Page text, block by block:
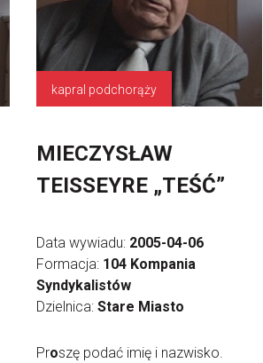
kapral podchorąży
MIECZYSŁAW
TEISSEYRE „TEŚĆ”
Data wywiadu: 2005-04-06
Formacja: 104 Kompania
Syndykalistów
Dzielnica: Stare Miasto
Proszę podać imię i nazwisko.